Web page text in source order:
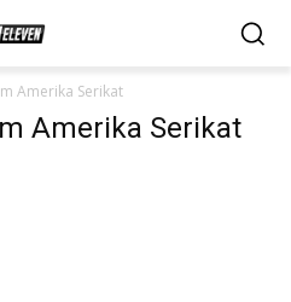
Amerika Serikat
Amerika Serikat